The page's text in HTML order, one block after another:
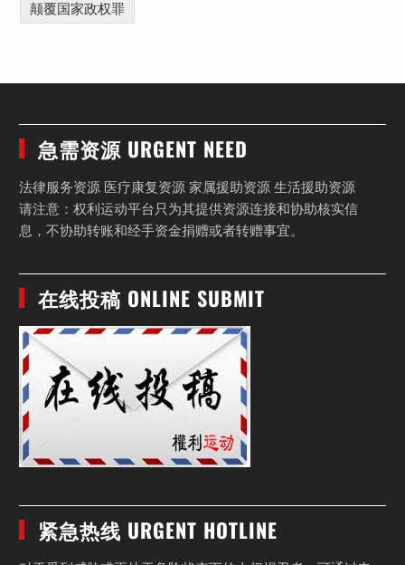
颠覆国家政权罪
急需资源 URGENT NEED
法律服务资源 医疗康复资源 家属援助资源 生活援助资源
请注意：权利运动平台只为其提供资源连接和协助核实信
息，不协助转账和经手资金捐赠或者转赠事宜。
在线投稿 ONLINE SUBMIT
紧急热线 URGENT HOTLINE